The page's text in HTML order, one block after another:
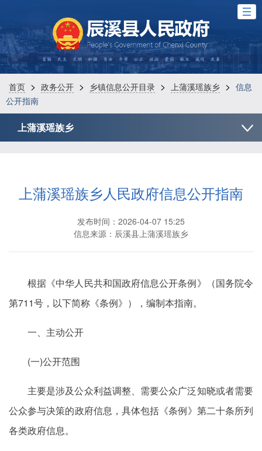
首页 > 政务公开 > 乡镇信息公开目录 > 上蒲溪瑶族乡 > 信息
公开指南
上蒲溪瑶族乡
上蒲溪瑶族乡人民政府信息公开指南
发布时间：2026-04-07 15:25
信息来源：辰溪县上蒲溪瑶族乡
根据《中华人民共和国政府信息公开条例》（国务院令
第711号，以下简称《条例》），编制本指南。
一、主动公开
(一)公开范围
主要是涉及公众利益调整、需要公众广泛知晓或者需要
公众参与决策的政府信息，具体包括《条例》第二十条所列
各类政府信息。